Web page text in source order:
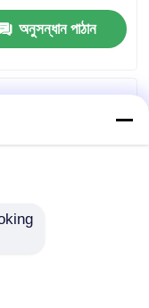
অনুসন্ধান পাঠান